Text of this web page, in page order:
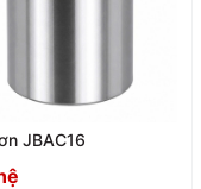
JBAC16